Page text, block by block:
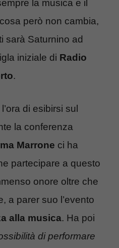
la musica e il
però non cambia,
sarà Saturnino ad
iniziale di Radio
.
di esibirsi sul
la conferenza
Marrone ci ha
partecipare a questo
onore oltre che
a parer suo l’evento
alla musica. Ha poi
di performare